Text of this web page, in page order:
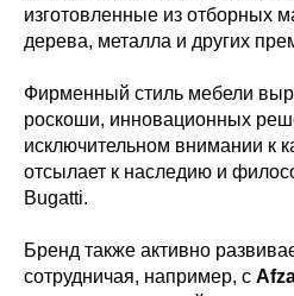
изготовленные из отборных
дерева, металла и других
Фирменный стиль мебели
роскоши, инновационных
исключительном внимании к
отсылает к наследию и
Bugatti.
Бренд также активно
сотрудничая, например, с